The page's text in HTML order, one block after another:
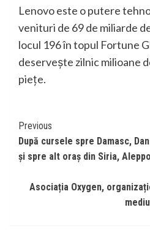
Lenovo este o putere
venituri de 69 de miliarde
locul 196 în topul Fortune
deservește zilnic milioane
piețe.
Continue
Reading
Previous
După cursele spre Damasc,
și spre alt oraș din Siria, Aleppo
Asociația Oxygen,